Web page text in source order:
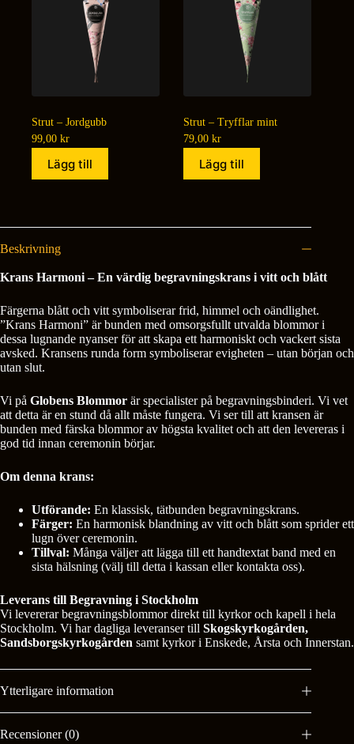
Strut – Jordgubb
99,00 kr
Lägg till
Strut – Tryfflar mint
79,00kr
Lägg till
Beskrivning
Krans Harmoni – En värdig begravningskrans i vitt och blått
Färgerna blått och vitt symboliserar frid, himmel och oändlighet.
”Krans Harmoni” är bunden med omsorgsfullt utvalda blommor i
dessa lugnande nyanser för att skapa ett harmoniskt och vackert sista
avsked. Kransens runda form symboliserar evigheten – utan början och
utan slut.
Vi på Globens Blommor är specialister på begravningsbinderi. Vi vet
att detta är en stund då allt måste fungera. Vi ser till att kransen är
bunden med färska blommor av högsta kvalitet och att den levereras i
god tid innan ceremonin börjar.
Om denna krans:
Utförande: En klassisk, tätbunden begravningskrans.
Färger: En harmonisk blandning av vitt och blått som sprider ett
lugn över ceremonin.
Tillval: Många väljer att lägga till ett handtextat band med en
sista hälsning (välj till detta i kassan eller kontakta oss).
Leverans till Begravning i Stockholm
Vi levererar begravningsblommor direkt till kyrkor och kapell i hela
Stockholm. Vi har dagliga leveranser till Skogskyrkogården,
Sandsborgskyrkogården samt kyrkor i Enskede, Årsta och Innerstan.
Ytterligare information
Recensioner (0)